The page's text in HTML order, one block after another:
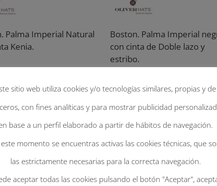
Palma Imperial Natural
Kenia.
Boston. Palma Imperial
con cinta de Doble lazo y
estribo.
sitio web utiliza cookies y/o tecnologías similares, propias y de
con fines analíticas y para mostrar publicidad
base a un perfil elaborado a partir de hábitos de navegación.
este momento se encuentras activas las cookies técnicas, que
las estrictamente necesarias para la correcta navegación.
aceptar todas las cookies pulsando el botón "Aceptar",